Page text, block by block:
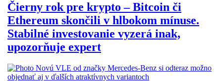
Čierny rok pre krypto – Bitcoin či
Ethereum skončili v hlbokom mínuse.
Stabilné investovanie vyzerá inak,
upozorňuje expert